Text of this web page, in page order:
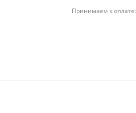
Принимаем к оплате: